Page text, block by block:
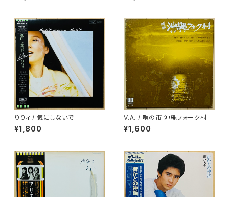
りりィ / 気にしないで
¥1,800
V.A. / 唄の市 沖縄フォーク村
¥1,600